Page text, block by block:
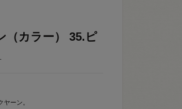
（カラー） 35.ピ
ーン。